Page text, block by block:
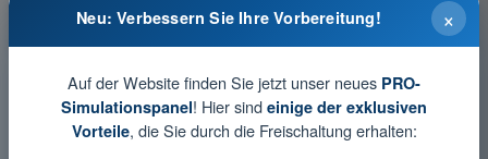
PDF-Prüfung Drohnenführerschein A2 - Meteorologie
×
Neu: Verbessern Sie Ihre Vorbereitung!
Auf der Website finden Sie jetzt unser neues PRO-
Simulationspanel! Hier sind einige der exklusiven
Vorteile, die Sie durch die Freischaltung erhalten: